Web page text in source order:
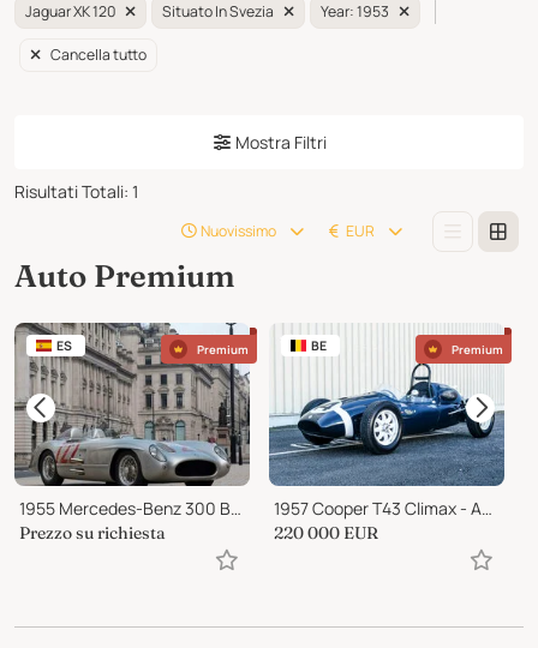
Jaguar XK 120 Situato In Svezia Year: 1953
Cancella tutto
Mostra Filtri
Risultati Totali: 1
Nuovissimo EUR
Auto Premium
ES Premium
1955 Mercedes-Benz 300 Barchetta
Prezzo su richiesta
BE Premium
1957 Cooper T43 Climax - Australian Gold Star Winner
220 000 EUR